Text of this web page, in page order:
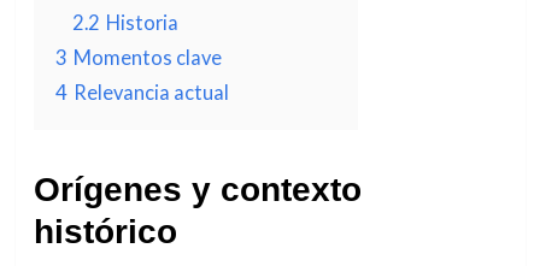
2.2 Historia
3 Momentos clave
4 Relevancia actual
Orígenes y contexto
histórico